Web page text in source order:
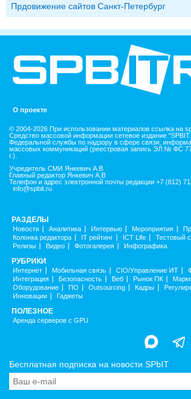
Прдовижение сайтов Санкт-Петербург
О проекте
© 2004-2026 При использовании материалов ссылка на
Средство массовой информации сетевое издание
Федеральной службы по надзору в сфере связи,
массовых коммуникаций (реестровая запись ЭЛ № ФС
г.).
Учредитель СМИ Янкевич А.В
Главный редактор Янкевич А.В
Телефон и адрес электронной почты редакции +7 (812)
info@spbit.ru
РАЗДЕЛЫ
Новости Аналитика Интервью Мероприятия
Колонка редактора
IT рейтинг ICT Life Тестовый
Релизы
Видео Фотогалерея Инфографика
РУБРИКИ
Интернет Мобильная связь CIO/Управление ИТ
Интеграция
Безопасность Веб Рынок ПК
Оборудование
ПО Outsourcing Кадры
Инновации
Гаджеты
ПОЛЕЗНОЕ
Аренда серверов с GPU
Бесплатная подписка на новости SPbIT